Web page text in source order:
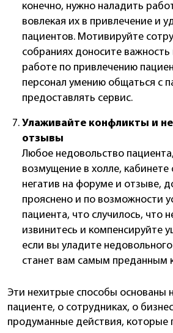
конечно, нужно наладить
вовлекая их в привлечение и
пациентов. Мотивируйте
собраниях доносите
работе по привлечению
персонал умению общаться с
предоставлять сервис.
Улаживайте конфликты и
отзывы
Любое недовольство
возмущение в холле, кабинете
негатив на форуме и отзыве,
прояснено и по возможности
пациента, что случилось, что
извинитесь и компенсируйте
если вы уладите
станет вам самым преданным
Эти нехитрые способы основаны
пациенте, о сотрудниках, о
продуманные действия, которые